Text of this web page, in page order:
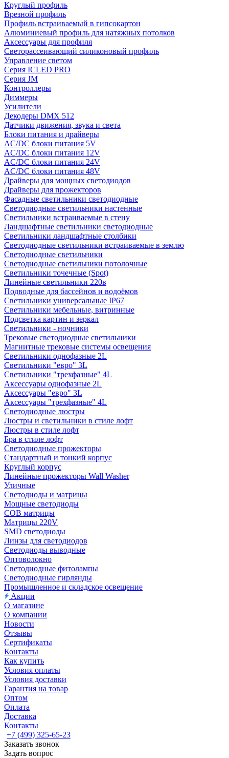
Круглый профиль
Врезной профиль
Профиль встраиваемый в гипсокартон
Алюминиевый профиль для натяжных потолков
Аксессуары для профиля
Светорассеивающий силиконовый профиль
Управление светом
Серия ICLED PRO
Серия JM
Контроллеры
Диммеры
Усилители
Декодеры DMX 512
Датчики движения, звука и света
Блоки питания и драйверы
AC/DC блоки питания 5V
AC/DC блоки питания 12V
AC/DC блоки питания 24V
AC/DC блоки питания 48V
Драйверы для мощных светодиодов
Драйверы для прожекторов
Фасадные светильники светодиодные
Светодиодные светильники настенные
Светильники встраиваемые в стену
Ландшафтные светильники светодиодные
Светильники ландшафтные столбики
Светодиодные светильники встраиваемые в землю
Светодиодные светильники
Светодиодные светильники потолочные
Светильники точечные (Spot)
Линейные светильники 220в
Подводные для бассейнов и водоёмов
Светильники универсальные IP67
Светильники мебельные, витринные
Подсветка картин и зеркал
Светильники - ночники
Трековые светодиодные светильники
Магнитные трековые системы освещения
Светильники однофазные 2L
Светильники "евро" 3L
Светильники "трехфазные" 4L
Аксессуары однофазные 2L
Аксессуары "евро" 3L
Аксессуары "трехфазные" 4L
Светодиодные люстры
Люстры и светильники в стиле лофт
Люстры в стиле лофт
Бра в стиле лофт
Светодиодные прожекторы
Стандартный и тонкий корпус
Круглый корпус
Линейные прожекторы Wall Washer
Уличные
Светодиоды и матрицы
Мощные светодиоды
COB матрицы
Матрицы 220V
SMD светодиоды
Линзы для светодиодов
Светодиоды выводные
Оптоволокно
Светодиодные фитолампы
Светодиодные гирлянды
Промышленное и складское освещение
Акции
О магазине
О компании
Новости
Отзывы
Сертификаты
Контакты
Как купить
Условия оплаты
Условия доставки
Гарантия на товар
Оптом
Оплата
Доставка
Контакты
+7 (499) 325-65-23
Заказать звонок
Задать вопрос